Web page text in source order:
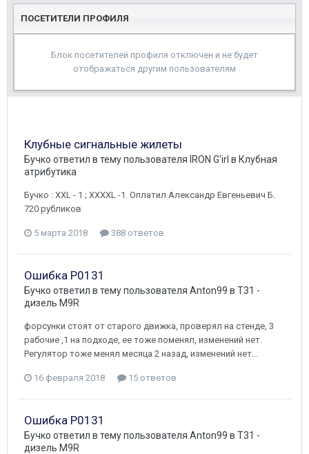
ПОСЕТИТЕЛИ ПРОФИЛЯ
Блок посетителей профиля отключен и не будет
отображаться другим пользователям
Клубные сигнальные жилеты
Бучко ответил в тему пользователя IRON G'irl в Клубная
атрибутика
Бучко : XXL - 1 ; XXXXL -1. Оплатил Александр Евгеньевич Б.
720 рубликов
5 марта 2018 388 ответов
Ошибка P0131
Бучко ответил в тему пользователя Anton99 в T31 -
дизель M9R
форсунки стоят от старого движка, проверял на стенде, 3
рабочие ,1 на подходе, ее тоже поменял, изменений нет.
Регулятор тоже менял месяца 2 назад, изменений нет...
16 февраля 2018 15 ответов
Ошибка P0131
Бучко ответил в тему пользователя Anton99 в T31 -
дизель M9R